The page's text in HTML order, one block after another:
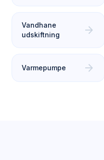
Vandhane
udskiftning
arrow_forward
Varmepumpe arrow_forward